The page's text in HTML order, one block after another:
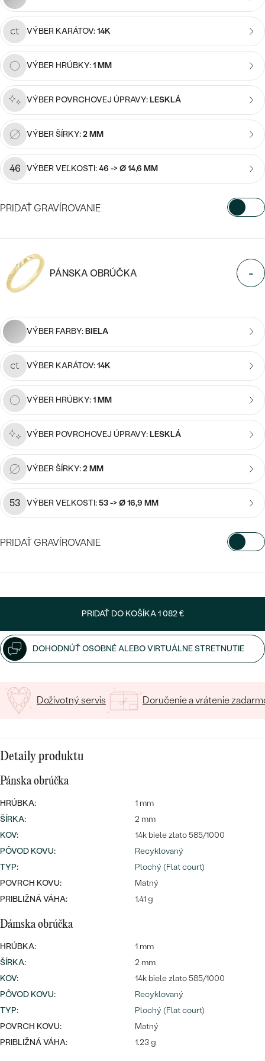
Najpredávanejšie
svadobné
obrúčky
DRAHOKAM
PODĽA MATERIÁLU
ZLATO
PLATINA
STRIEBRO
Wave kolekcia
OBJAVIŤ
S DRAHOKAMAMI
S LAB GROWN DIAMANTMI
S PERLAMI
PODĽA ŠTÝLU
PERSONALIZOVANÉ
SYMBOLICKÉ
MINIMALISTICKÉ
PODĽA FARBY
PODĽA TVARU DRAHOKAMU
NA MIERU
DIAMANTY
Bestsellery
Najpredávanejšie
PREZRIEŤ
CENOVO DOSTUPNÉ
LUXUSNÉ
Personalizované
prívesky
OBJAVIŤ
LUXUSNÉ
prstene
VÝBER KARÁTOV:14K
VÝBER HRÚBKY:1 MM
VÝBER POVRCHOVEJ ÚPRAVY:LESKLÁ
VÝBER ŠÍRKY:2 MM
46 VÝBER VEĽKOSTI:46 -> Ø 14,6 MM
PRIDAŤ GRAVÍROVANIE
Napíšte iniciály/text
/ 15 ZNAKOV
PÁNSKA OBRÚČKA -
VÝBER FARBY:BIELA
VÝBER KARÁTOV:14K
VÝBER HRÚBKY:1 MM
VÝBER POVRCHOVEJ ÚPRAVY:LESKLÁ
VÝBER ŠÍRKY:2 MM
53 VÝBER VEĽKOSTI:53 -> Ø 16,9 MM
PRIDAŤ GRAVÍROVANIE
PRIDAŤ DO KOŠÍKA1 082 €
DOHODNÚŤ OSOBNÉ ALEBO VIRTUÁLNE STRETNUTIE
Doživotný servis Doručenie a vrátenie
Detaily produktu
Pánska obrúčka
HRÚBKA:
1 mm
ŠÍRKA:
2 mm
KOV:
14k biele zlato 585/1000
PÔVOD KOVU:
Recyklovaný
TYP:
Plochý (Flat court)
POVRCH KOVU:
Matný
PRIBLIŽNÁ VÁHA:
1.41 g
Dámska obrúčka
HRÚBKA:
1 mm
ŠÍRKA:
2 mm
KOV:
14k biele zlato 585/1000
PÔVOD KOVU:
Recyklovaný
TYP:
Plochý (Flat court)
POVRCH KOVU:
Matný
PRIBLIŽNÁ VÁHA:
1.23 g